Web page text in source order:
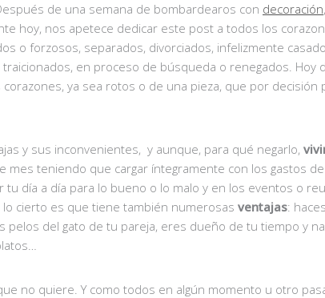
de una semana de bombardearos con decoración,
hoy, nos apetece dedicar este post a todos los
o forzosos, separados, divorciados, infelizmente
en proceso de búsqueda o renegados. Hoy
ya sea rotos o de una pieza, que por decisión
y sus inconvenientes, y aunque, para qué negarlo,
teniendo que cargar íntegramente con los gastos de
día a día para lo bueno o lo malo y en los eventos o
cierto es que tiene también numerosas ventajas:
del gato de tu pareja, eres dueño de tu tiempo y
no quiere. Y como todos en algún momento u otro